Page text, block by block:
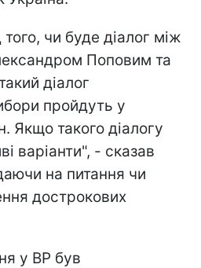
чи буде діалог між
Поповим та
діалог
пройдуть у
Якщо такого діалогу
варіанти", - сказав
на питання чи
дострокових
у ВР був